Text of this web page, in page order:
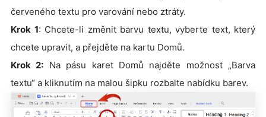
červeného textu pro varování nebo ztráty.
Krok 1: Chcete-li změnit barvu textu, vyberte text, který
chcete upravit, a přejděte na kartu Domů.
Krok 2: Na pásu karet Domů najděte možnost „Barva
textu“ a kliknutím na malou šipku rozbalte nabídku barev.